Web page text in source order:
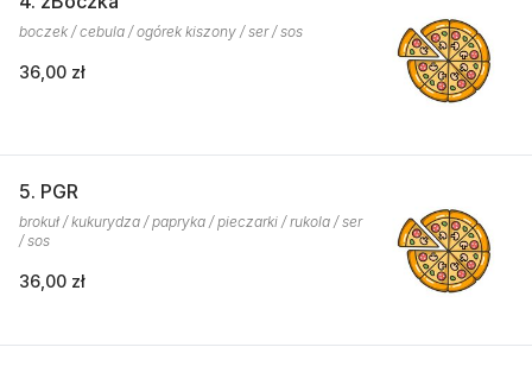
boczek / cebula / ogórek kiszony / ser / sos
36,00 zł
5. PGR
brokuł / kukurydza / papryka / pieczarki / rukola / ser
/ sos
36,00 zł